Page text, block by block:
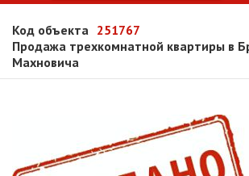
Код объекта 251767
Продажа трехкомнатной квартиры в
Махновича